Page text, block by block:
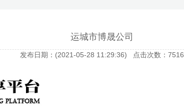
运城市博晟公司
发布日期：(2021-05-28 11:29:36) 点击次数：7516